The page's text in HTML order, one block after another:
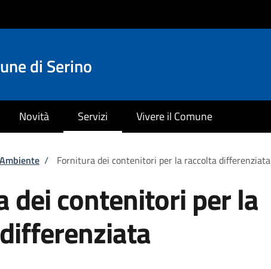
di Serino
Novità Servizi Vivere il Comune
pane
Ambiente / Fornitura dei contenitori per la raccolta differenziata
dei contenitori per la